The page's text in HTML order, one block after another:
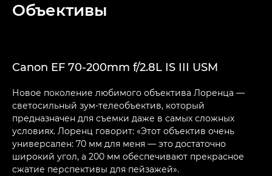
Объективы
Canon EF 70-200mm f/2.8L IS III USM
Новое поколение любимого объектива Лоренца —
светосильный зум-телеобъектив, который
предназначен для съемки даже в самых сложных
условиях. Лоренц говорит: «Этот объектив очень
универсален: 70 мм для меня — это достаточно
широкий угол, а 200 мм обеспечивают прекрасное
сжатие перспективы для пейзажей».